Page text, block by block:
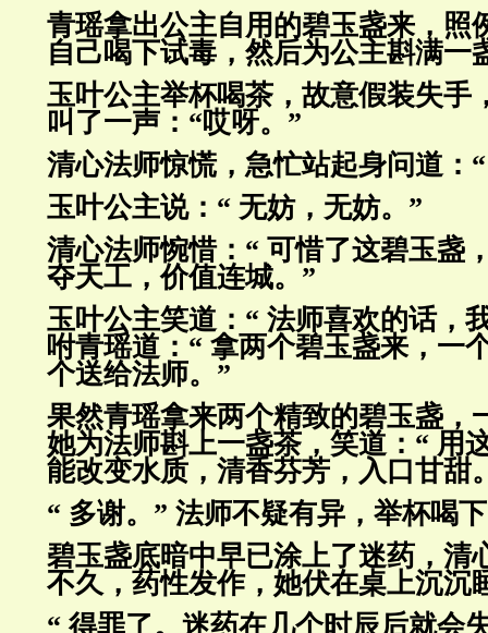
青瑶拿出公主自用的碧玉盏来，照
自己喝下试毒，然后为公主斟满一
玉叶公主举杯喝茶，故意假装失手
叫了一声：“哎呀。”
清心法师惊慌，急忙站起身问道：
玉叶公主说：“ 无妨，无妨。”
清心法师惋惜：“ 可惜了这碧玉盏
夺天工，价值连城。”
玉叶公主笑道：“ 法师喜欢的话，
咐青瑶道：“ 拿两个碧玉盏来，一
个送给法师。”
果然青瑶拿来两个精致的碧玉盏，
她为法师斟上一盏茶，笑道：“ 用
能改变水质，清香芬芳，入口甘甜
“ 多谢。” 法师不疑有异，举杯喝
碧玉盏底暗中早已涂上了迷药，清
不久，药性发作，她伏在桌上沉沉
“ 得罪了。迷药在几个时辰后就会